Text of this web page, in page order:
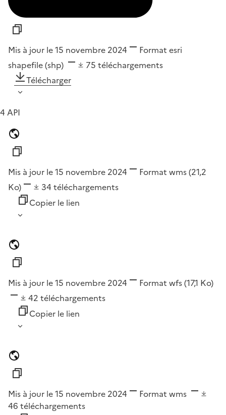
Mis à jour le 15 novembre 2024 Format esri
shapefile (shp)
75 téléchargements
Télécharger
4 API
Mis à jour le 15 novembre 2024 Format wms(21,2
Ko)
34 téléchargements
Copier le lien
Mis à jour le 15 novembre 2024 Format wfs(17,1 Ko)
42 téléchargements
Copier le lien
Mis à jour le 15 novembre 2024 Format wms
46 téléchargements